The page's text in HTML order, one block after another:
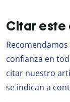
Citar este
confianza en
citar nuestro
se indican a